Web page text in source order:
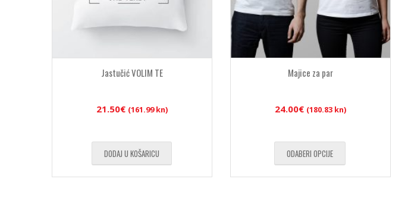
Jastučić VOLIM TE
21.50€ (161.99 kn)
DODAJ U KOŠARICU
Majice za par
24.00€ (180.83 kn)
ODABERI OPCIJE